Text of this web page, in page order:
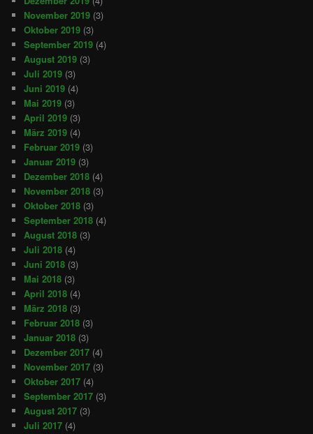
November 2019 (3)
Oktober 2019 (3)
September 2019 (4)
August 2019 (3)
Juli 2019 (3)
Juni 2019 (4)
Mai 2019 (3)
April 2019 (3)
März 2019 (4)
Februar 2019 (3)
Januar 2019 (3)
Dezember 2018 (4)
November 2018 (3)
Oktober 2018 (3)
September 2018 (4)
August 2018 (3)
Juli 2018 (4)
Juni 2018 (3)
Mai 2018 (3)
April 2018 (4)
März 2018 (3)
Februar 2018 (3)
Januar 2018 (3)
Dezember 2017 (4)
November 2017 (3)
Oktober 2017 (4)
September 2017 (3)
August 2017 (3)
Juli 2017 (4)